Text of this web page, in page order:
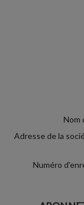
Nom
Adresse de la
Numéro